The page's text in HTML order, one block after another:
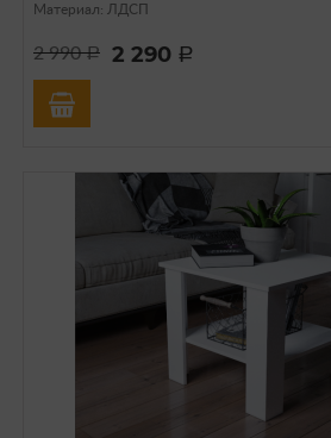
Материал: ЛДСП
2 990a 2 290 a